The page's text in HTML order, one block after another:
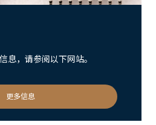
息，请参阅以下网站。
更多信息